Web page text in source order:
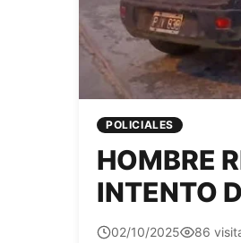
POLICIALES
HOMBRE
INTENTO
quetepasa1
02/10/2025 86